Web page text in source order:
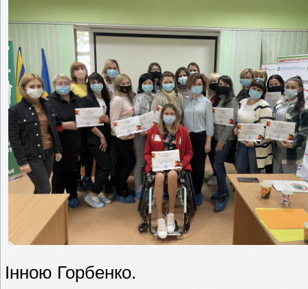
Інною Горбенко.